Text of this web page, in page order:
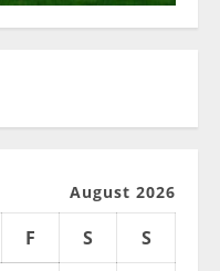
August 2026
F S
S